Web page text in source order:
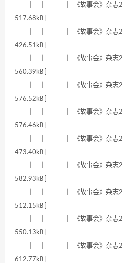
｜ ｜ ｜ ｜ ｜ 《故事会》杂志
517.68kB ]
｜ ｜ ｜ ｜ ｜ 《故事会》杂志
426.51kB ]
｜ ｜ ｜ ｜ ｜ 《故事会》杂志
560.39kB ]
｜ ｜ ｜ ｜ ｜ 《故事会》杂志
576.52kB ]
｜ ｜ ｜ ｜ ｜ 《故事会》杂志
576.46kB ]
｜ ｜ ｜ ｜ ｜ 《故事会》杂志
473.40kB ]
｜ ｜ ｜ ｜ ｜ 《故事会》杂志
582.93kB ]
｜ ｜ ｜ ｜ ｜ 《故事会》杂志
512.15kB ]
｜ ｜ ｜ ｜ ｜ 《故事会》杂志
550.13kB ]
｜ ｜ ｜ ｜ ｜ 《故事会》杂志
612.77kB ]